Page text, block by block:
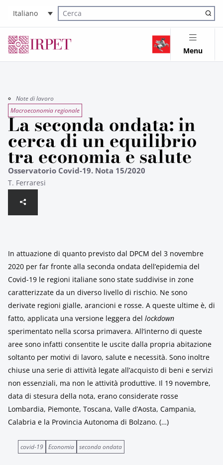
Italiano
Cerca nel sito
Menu
Note di lavoro
Macroeconomia regionale
La seconda ondata: in
cerca di un equilibrio
tra economia e salute
Osservatorio Covid-19. Nota 15/2020
T. Ferraresi
In attuazione di quanto previsto dal DPCM del 3 novembre
2020 per far fronte alla seconda ondata dell’epidemia del
Covid-19 le regioni italiane sono state suddivise in zone
caratterizzate da un diverso livello di rischio. Ne sono
derivate regioni gialle, arancioni e rosse. A queste ultime è, di
fatto, applicata una versione leggera del lockdown
sperimentato nella scorsa primavera. All’interno di queste
aree sono infatti consentite le uscite dalla propria abitazione
soltanto per motivi di lavoro, salute e necessità. Sono inoltre
chiuse una serie di attività legate all’acquisto di beni e servizi
non essenziali, ma non le attività produttive. Il 19 novembre,
data di stesura della nota, erano considerate rosse
Lombardia, Piemonte, Toscana, Valle d’Aosta, Campania,
Calabria e la Provincia Autonoma di Bolzano. (…)
covid-19 Economia seconda ondata